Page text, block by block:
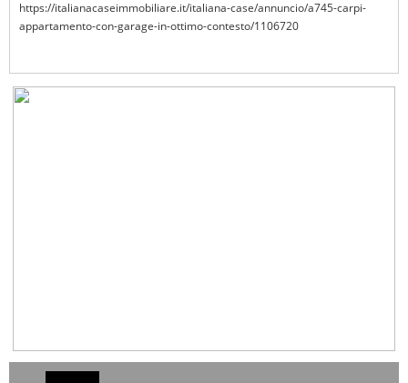
https://italianacaseimmobiliare.it/italiana-case/annuncio/a745-carpi-
appartamento-con-garage-in-ottimo-contesto/1106720